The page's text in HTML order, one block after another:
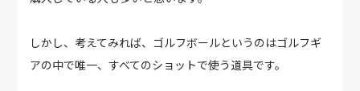
しかし、考えてみれば、ゴルフボールというのはゴルフギ
アの中で唯一、すべてのショットで使う道具です。